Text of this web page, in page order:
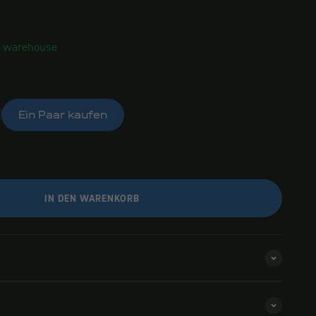
warehouse
Ein Paar kaufen
IN DEN WARENKORB